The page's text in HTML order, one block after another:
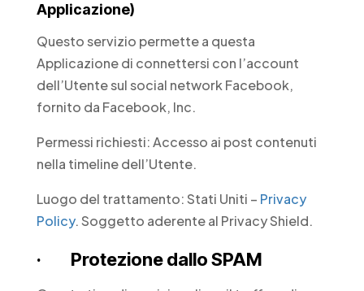
Applicazione)
Questo servizio permette a questa
Applicazione di connettersi con l’account
dell’Utente sul social network Facebook,
fornito da Facebook, Inc.
Permessi richiesti: Accesso ai post contenuti
nella timeline dell’Utente.
Luogo del trattamento: Stati Uniti – Privacy
Policy. Soggetto aderente al Privacy Shield.
· Protezione dallo SPAM